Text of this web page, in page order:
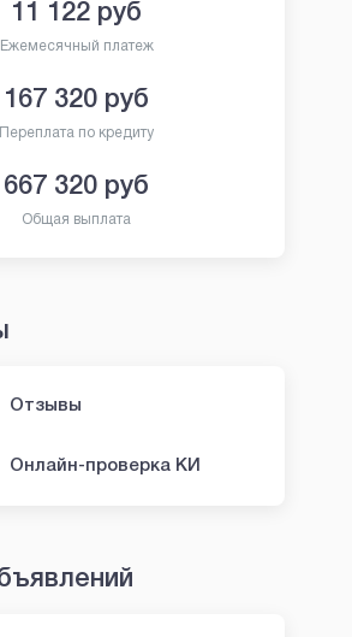
11 122 руб
Ежемесячный платеж
167 320 руб
Переплата по кредиту
667 320 руб
Общая выплата
Отзывы
Онлайн-проверка КИ